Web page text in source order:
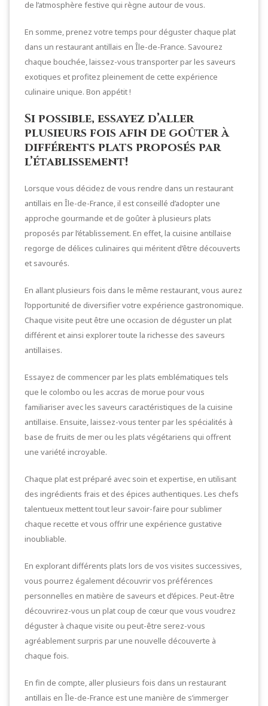
de l’atmosphère festive qui règne autour de vous.
En somme, prenez votre temps pour déguster chaque plat
dans un restaurant antillais en Île-de-France. Savourez
chaque bouchée, laissez-vous transporter par les saveurs
exotiques et profitez pleinement de cette expérience
culinaire unique. Bon appétit !
Si possible, essayez d’aller
plusieurs fois afin de goûter à
différents plats proposés par
l’établissement!
Lorsque vous décidez de vous rendre dans un restaurant
antillais en Île-de-France, il est conseillé d’adopter une
approche gourmande et de goûter à plusieurs plats
proposés par l’établissement. En effet, la cuisine antillaise
regorge de délices culinaires qui méritent d’être découverts
et savourés.
En allant plusieurs fois dans le même restaurant, vous aurez
l’opportunité de diversifier votre expérience gastronomique.
Chaque visite peut être une occasion de déguster un plat
différent et ainsi explorer toute la richesse des saveurs
antillaises.
Essayez de commencer par les plats emblématiques tels
que le colombo ou les accras de morue pour vous
familiariser avec les saveurs caractéristiques de la cuisine
antillaise. Ensuite, laissez-vous tenter par les spécialités à
base de fruits de mer ou les plats végétariens qui offrent
une variété incroyable.
Chaque plat est préparé avec soin et expertise, en utilisant
des ingrédients frais et des épices authentiques. Les chefs
talentueux mettent tout leur savoir-faire pour sublimer
chaque recette et vous offrir une expérience gustative
inoubliable.
En explorant différents plats lors de vos visites successives,
vous pourrez également découvrir vos préférences
personnelles en matière de saveurs et d’épices. Peut-être
découvrirez-vous un plat coup de cœur que vous voudrez
déguster à chaque visite ou peut-être serez-vous
agréablement surpris par une nouvelle découverte à
chaque fois.
En fin de compte, aller plusieurs fois dans un restaurant
antillais en Île-de-France est une manière de s’immerger